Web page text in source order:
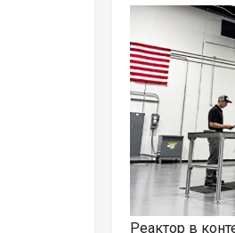
Реактор в